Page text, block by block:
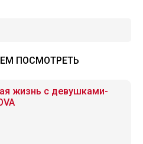
ПОСМОТРЕТЬ
жизнь с девушками-